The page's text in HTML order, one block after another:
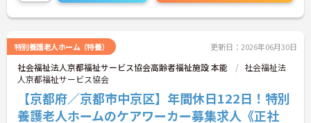
特別養護老人ホーム（特養） 更新日：2026年06月30日
社会福祉法人京都福祉サービス協会高齢者福祉施設 本能
社会福祉法
人京都福祉サービス協会
【京都府／京都市中京区】年間休日122日！特別
養護老人ホームのケアワーカー募集求人《正社